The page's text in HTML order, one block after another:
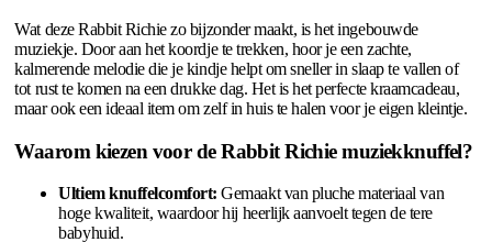
Wat deze Rabbit Richie zo bijzonder maakt, is het ingebouwde
muziekje. Door aan het koordje te trekken, hoor je een zachte,
kalmerende melodie die je kindje helpt om sneller in slaap te vallen of
tot rust te komen na een drukke dag. Het is het perfecte kraamcadeau,
maar ook een ideaal item om zelf in huis te halen voor je eigen kleintje.
Waarom kiezen voor de Rabbit Richie muziekknuffel?
Ultiem knuffelcomfort: Gemaakt van pluche materiaal van
hoge kwaliteit, waardoor hij heerlijk aanvoelt tegen de tere
babyhuid.